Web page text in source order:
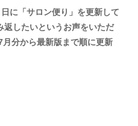
に「サロン便り」を更新して
返したいというお声をいただ
分から最新版まで順に更新